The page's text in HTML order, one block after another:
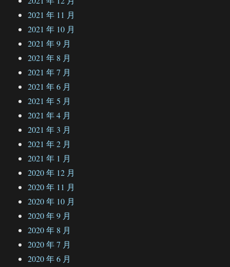
2021 年 11 月
2021 年 10 月
2021 年 9 月
2021 年 8 月
2021 年 7 月
2021 年 6 月
2021 年 5 月
2021 年 4 月
2021 年 3 月
2021 年 2 月
2021 年 1 月
2020 年 12 月
2020 年 11 月
2020 年 10 月
2020 年 9 月
2020 年 8 月
2020 年 7 月
2020 年 6 月